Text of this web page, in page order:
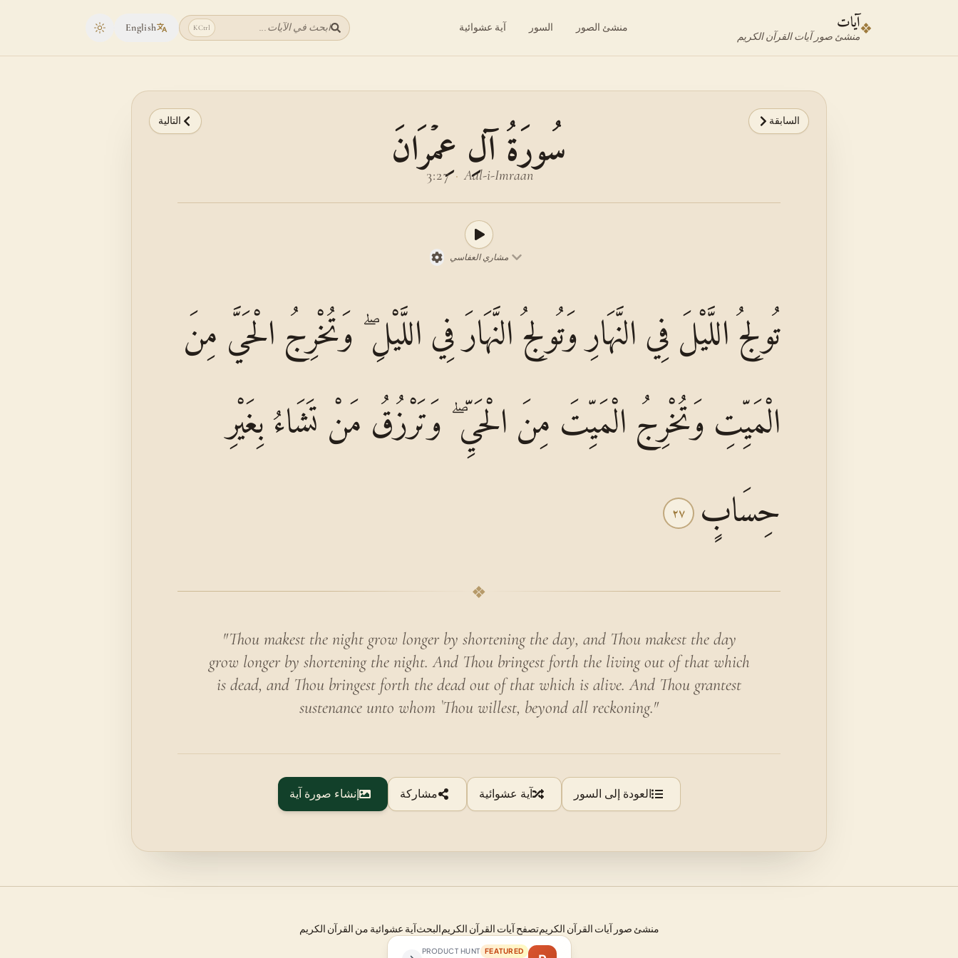
❖آيات
منشئ صور آيات القرآن الكريم
منشئ الصور السور آية عشوائية ابحث في الآيات... Ctrl
K
English
Toggle theme
السابقة التالية
سُورَةُ آلِ عِمۡرَانَ
Aal-i-Imraan
·
3:27
مشاري العفاسي
تُولِجُ اللَّيْلَ فِي النَّهَارِ وَتُولِجُ النَّهَارَ فِي اللَّيْلِ ۖ وَتُخْرِجُ الْحَيَّ مِنَ
الْمَيِّتِ وَتُخْرِجُ الْمَيِّتَ مِنَ الْحَيِّ ۖ وَتَرْزُقُ مَنْ تَشَاءُ بِغَيْرِ
حِسَابٍ ٢٧
❖
"Thou makest the night grow longer by shortening the day, and Thou makest the day
grow longer by shortening the night. And Thou bringest forth the living out of that which
is dead, and Thou bringest forth the dead out of that which is alive. And Thou grantest
sustenance unto whom `Thou willest, beyond all reckoning."
العودة إلى السور آية عشوائية مشاركة إنشاء صورة آية
منشئ صور آيات القرآن الكريمتصفح آيات القرآن الكريمالبحثآية عشوائية من القرآن الكريم
FEATURED
PRODUCT HUNT